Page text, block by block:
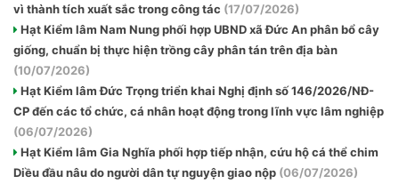
vì thành tích xuất sắc trong công tác (17/07/2026)
Hạt Kiểm lâm Nam Nung phối hợp UBND xã Đức An phân bổ cây
giống, chuẩn bị thực hiện trồng cây phân tán trên địa bàn
(10/07/2026)
Hạt Kiểm lâm Đức Trọng triển khai Nghị định số 146/2026/NĐ-
CP đến các tổ chức, cá nhân hoạt động trong lĩnh vực lâm nghiệp
(06/07/2026)
Hạt Kiểm lâm Gia Nghĩa phối hợp tiếp nhận, cứu hộ cá thể chim
Diều đầu nâu do người dân tự nguyện giao nộp (06/07/2026)